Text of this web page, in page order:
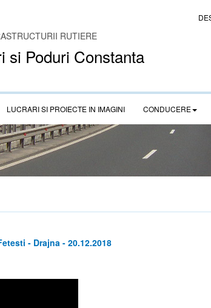
RUTIERE
si Poduri Constanta
LUCRARI SI PROIECTE IN IMAGINI CONDUCERE
- Drajna - 20.12.2018